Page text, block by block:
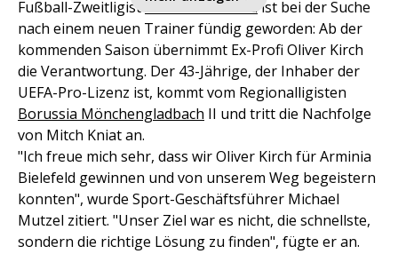
Fußball-Zweitligist Arminia Bielefeldist bei der Suche
nach einem neuen Trainer fündig geworden: Ab der
kommenden Saison übernimmt Ex-Profi Oliver Kirch
die Verantwortung. Der 43-Jährige, der Inhaber der
UEFA-Pro-Lizenz ist, kommt vom Regionalligisten
Borussia Mönchengladbach II und tritt die Nachfolge
von Mitch Kniat an.
"Ich freue mich sehr, dass wir Oliver Kirch für Arminia
Bielefeld gewinnen und von unserem Weg begeistern
konnten", wurde Sport-Geschäftsführer Michael
Mutzel zitiert. "Unser Ziel war es nicht, die schnellste,
sondern die richtige Lösung zu finden", fügte er an.